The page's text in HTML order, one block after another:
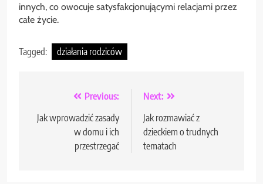
innych, co owocuje satysfakcjonującymi relacjami przez
całe życie.
Tagged: działania rodziców
Nawigacja
wpisu
Previous:
Jak wprowadzić zasady
w domu i ich
przestrzegać
Next:
Jak rozmawiać z
dzieckiem o trudnych
tematach